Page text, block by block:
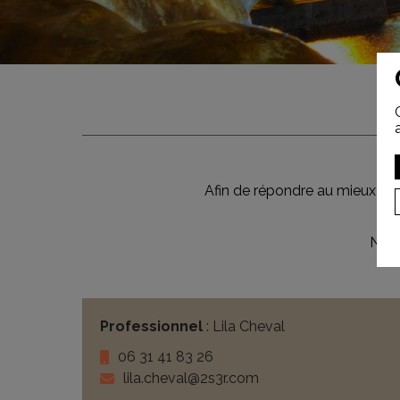
Afin de répondre au mieux à
Professionnel : Lila Cheval
06 31 41 83 26
lila.cheval@2s3r.com